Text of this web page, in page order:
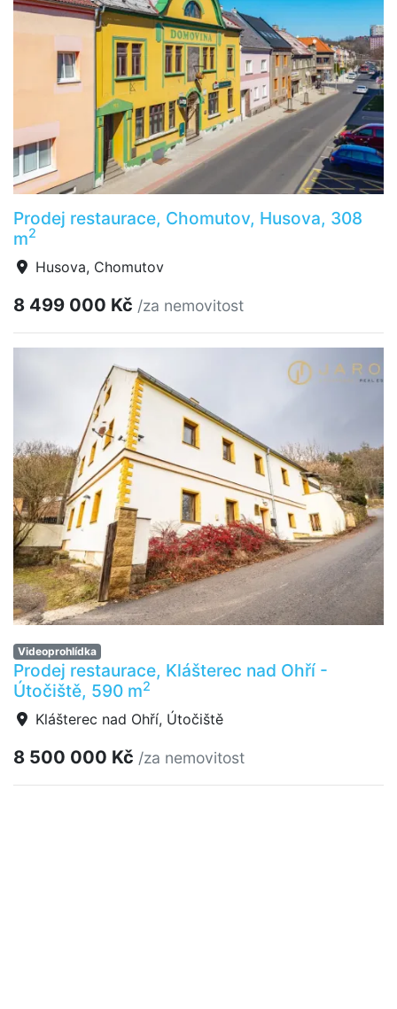
Prodej restaurace, Chomutov, Husova, 308
m2
Husova, Chomutov
8 499 000 Kč /za nemovitost
Videoprohlídka
Prodej restaurace, Klášterec nad Ohří -
Útočiště, 590 m2
Klášterec nad Ohří, Útočiště
8 500 000 Kč /za nemovitost